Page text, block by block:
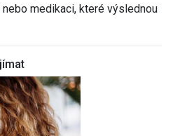
medikaci, které výslednou